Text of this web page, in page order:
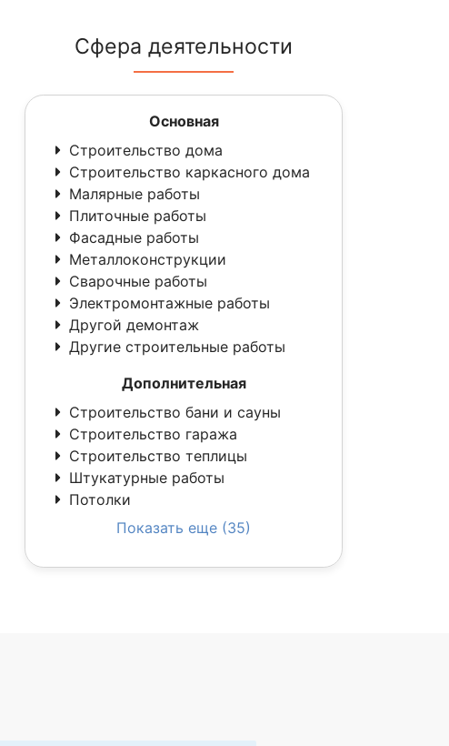
Сфера деятельности
Основная
Строительство дома
Строительство каркасного дома
Малярные работы
Плиточные работы
Фасадные работы
Металлоконструкции
Сварочные работы
Электромонтажные работы
Другой демонтаж
Другие строительные работы
Дополнительная
Строительство бани и сауны
Строительство гаража
Строительство теплицы
Штукатурные работы
Потолки
Показать еще (35)